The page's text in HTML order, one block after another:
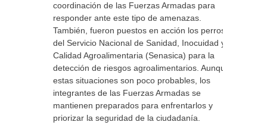
coordinación de las Fuerzas Armadas para
responder ante este tipo de amenazas.
También, fueron puestos en acción los perros
del Servicio Nacional de Sanidad, Inocuidad y
Calidad Agroalimentaria (Senasica) para la
detección de riesgos agroalimentarios. Aunque
estas situaciones son poco probables, los
integrantes de las Fuerzas Armadas se
mantienen preparados para enfrentarlos y
priorizar la seguridad de la ciudadanía.